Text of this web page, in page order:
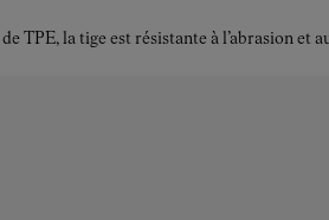
TPE, la tige est résistante à l’abrasion